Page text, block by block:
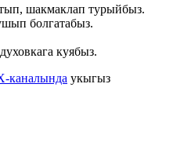
шакмаклап турыйбыз.
болгатабыз.
куябыз.
каналында укыгыз